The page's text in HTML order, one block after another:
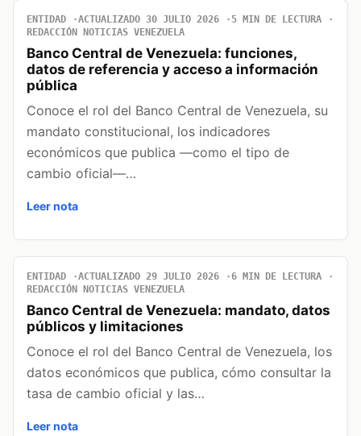
ENTIDAD ACTUALIZADO 30 JULIO 2026
5 MIN DE LECTURA
REDACCIÓN NOTICIAS VENEZUELA
Banco Central de Venezuela: funciones,
datos de referencia y acceso a información
pública
Conoce el rol del Banco Central de Venezuela, su
mandato constitucional, los indicadores
económicos que publica —como el tipo de
cambio oficial—…
Leer nota
ENTIDAD ACTUALIZADO 29 JULIO 2026
6 MIN DE LECTURA
REDACCIÓN NOTICIAS VENEZUELA
Banco Central de Venezuela: mandato, datos
públicos y limitaciones
Conoce el rol del Banco Central de Venezuela, los
datos económicos que publica, cómo consultar la
tasa de cambio oficial y las…
Leer nota